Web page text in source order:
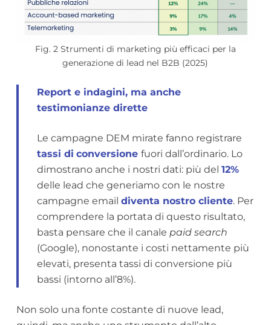
Fig. 2 Strumenti di marketing più efficaci per la
generazione di lead nel B2B (2025)
Report e indagini, ma anche
testimonianze dirette
Le campagne DEM mirate fanno registrare
tassi di conversione fuori dall’ordinario. Lo
dimostrano anche i nostri dati: più del 12%
delle lead che generiamo con le nostre
campagne email diventa nostro cliente. Per
comprendere la portata di questo risultato,
basta pensare che il canale paid search
(Google), nonostante i costi nettamente più
elevati, presenta tassi di conversione più
bassi (intorno all’8%).
Non solo una fonte costante di nuove lead,